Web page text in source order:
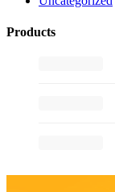
Products